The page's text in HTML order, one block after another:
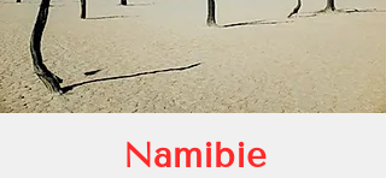
Namibie